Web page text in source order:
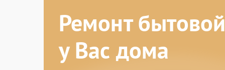
Ремонт
у Вас дома